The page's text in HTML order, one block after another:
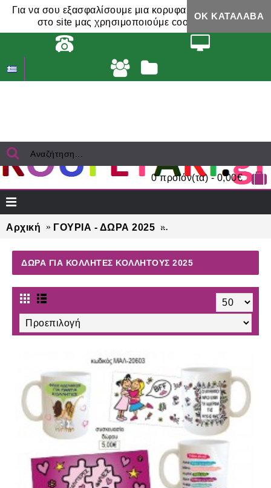
Για να σου εξασφαλίσουμε μια κορυφαία εμπειρία,
στο site μας χρησιμοποιούμε cookies.
ΟΚ ΚΑΤΆΛΑΒΑ
0 προϊόν(τα) - 0,00€
Αρχική ΓΟΥΡΙΑ - ΔΩΡΑ 2025
ΔΩΡΑ ΓΙΑ ΚΟΛΛΗΤΈΣ ΚΟΛΛΗΤΟΎΣ 2025